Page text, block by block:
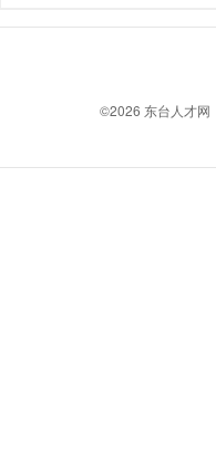
©2026 东台人才网